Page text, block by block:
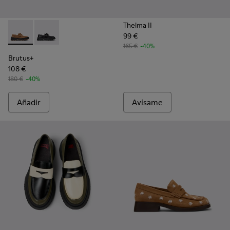
Brutus+ - K201840-003 - Zapatos de nobuk marrón para
Brutus+ - K201840-002
Brutus+
108 €
180 € -40%
Añadir
Thelma II
99 €
165 € -40%
Avísame